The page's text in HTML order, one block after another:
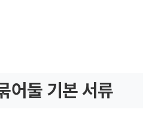
어둘 기본 서류